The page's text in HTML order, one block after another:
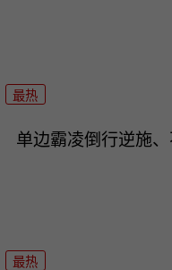
最热
单边霸凌倒行逆施
最热